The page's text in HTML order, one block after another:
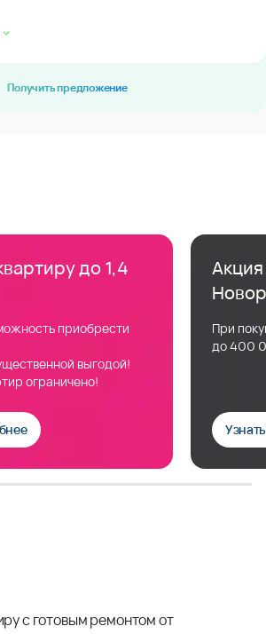
Получить предложение
до 1,4
приобрести
выгодой!
ограничено!
При
до 400
с готовым ремонтом от